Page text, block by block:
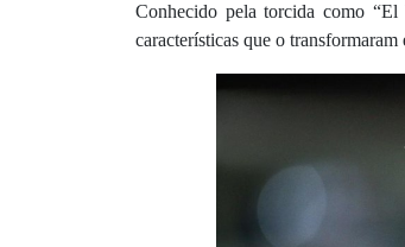
Conhecido pela torcida como
características que o